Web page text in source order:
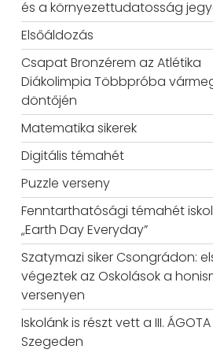
és a környezettudatosság
Elsőáldozás
Csapat Bronzérem az Atlétika
Diákolimpia Többpróba
döntőjén
Matematika sikerek
Digitális témahét
Puzzle verseny
Fenntarthatósági témahét
„Earth Day Everyday”
Szatymazi siker Csongrádon:
végeztek az Oskolások a
versenyen
Iskolánk is részt vett a III.
Szegeden